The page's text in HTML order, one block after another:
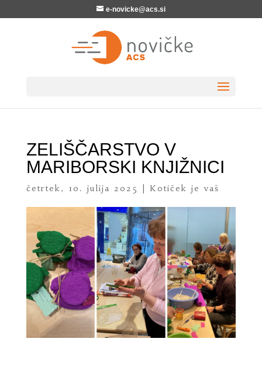
e-novicke@acs.si
ZELIŠČARSTVO V
MARIBORSKI KNJIŽNICI
četrtek, 10. julija 2025 Kotiček je vaš